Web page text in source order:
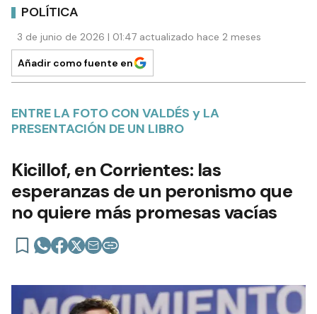
POLÍTICA
3 de junio de 2026 | 01:47 actualizado hace 2 meses
Añadir como fuente en
ENTRE LA FOTO CON VALDÉS y LA
PRESENTACIÓN DE UN LIBRO
Kicillof, en Corrientes: las
esperanzas de un peronismo que
no quiere más promesas vacías